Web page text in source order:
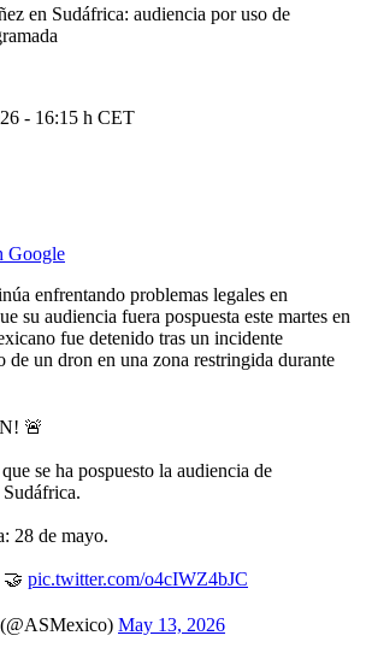
en Sudáfrica: audiencia por uso de
- 16:15 h CET
Google
enfrentando problemas legales en
su audiencia fuera pospuesta este martes en
fue detenido tras un incidente
de un dron en una zona restringida durante
🚨
se ha pospuesto la audiencia de
28 de mayo.
🤝 pic.twitter.com/o4cIWZ4bJC
May 13, 2026